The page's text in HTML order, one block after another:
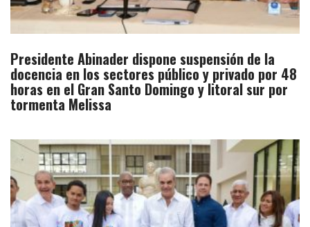
Presidente Abinader dispone suspensión de la
docencia en los sectores público y privado por 48
horas en el Gran Santo Domingo y litoral sur por
tormenta Melissa